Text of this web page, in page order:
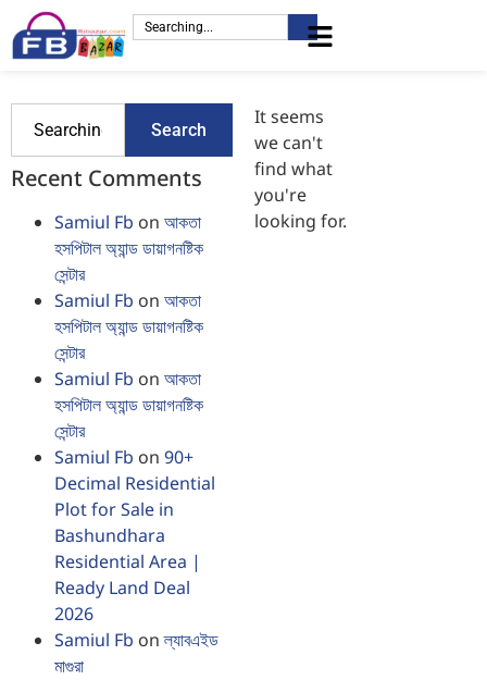
Search
Recent Comments
Samiul Fb on আকতা
হসপিটাল অ্যান্ড ডায়াগনষ্টিক
সেন্টার
Samiul Fb on আকতা
হসপিটাল অ্যান্ড ডায়াগনষ্টিক
সেন্টার
Samiul Fb on আকতা
হসপিটাল অ্যান্ড ডায়াগনষ্টিক
সেন্টার
Samiul Fb on 90+
Decimal Residential
Plot for Sale in
Bashundhara
Residential Area |
Ready Land Deal
2026
Samiul Fb onল্যাবএইড
মাগুরা
It seems
we can't
find what
you're
looking for.